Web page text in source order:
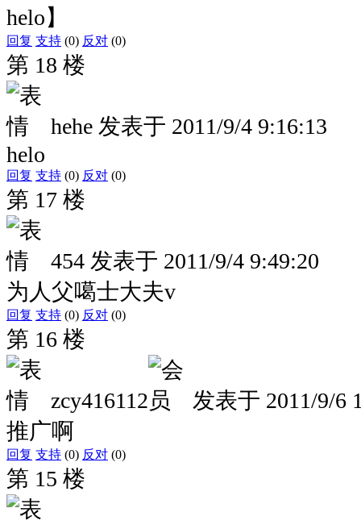
helo】
回复 支持 (0) 反对 (0)
第 18 楼
hehe 发表于 2011/9/4 9:16:13
helo
回复 支持 (0) 反对 (0)
第 17 楼
454 发表于 2011/9/4 9:49:20
为人父噶士大夫v
回复 支持 (0) 反对 (0)
第 16 楼
zcy416112 发表于 2011/9/6
推广啊
回复 支持 (0) 反对 (0)
第 15 楼